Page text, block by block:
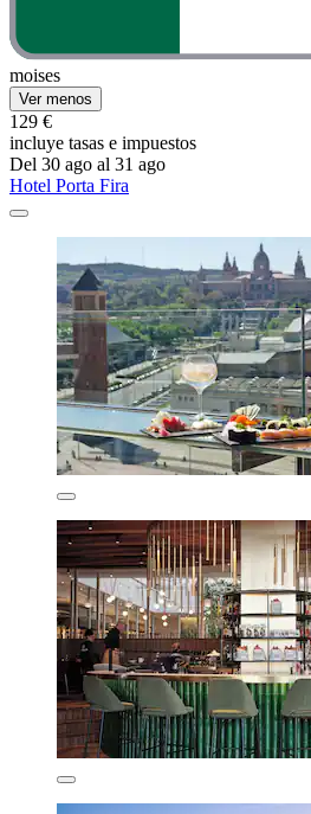
moises
Ver menos
129 €
incluye tasas e impuestos
Del 30 ago al 31 ago
Hotel Porta Fira